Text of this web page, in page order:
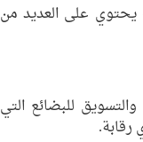
يحتوي على العديد من
للبضائع التي